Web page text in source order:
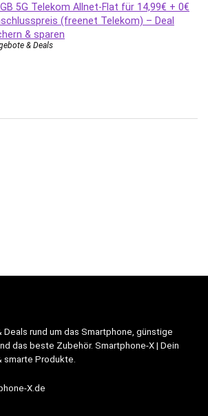
5G Telekom Allnet-Flat für 14,99€ + 0€
(freenet Telekom) – Deal
& sparen
& Deals
rund um das Smartphone, günstige
das beste Zubehör. Smartphone-X | Dein
smarte Produkte.
X.de